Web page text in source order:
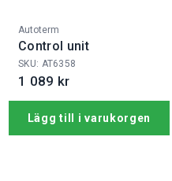
Fabrikat:
Autoterm
Control unit
SKU: AT6358
1 089 kr
Lägg till i varukorgen